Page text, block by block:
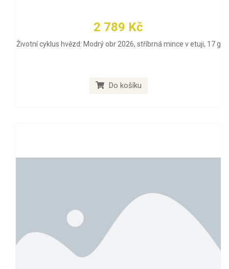
2 789 Kč
Životní cyklus hvězd: Modrý obr 2026, stříbrná mince v etuji, 17 g
Do košíku